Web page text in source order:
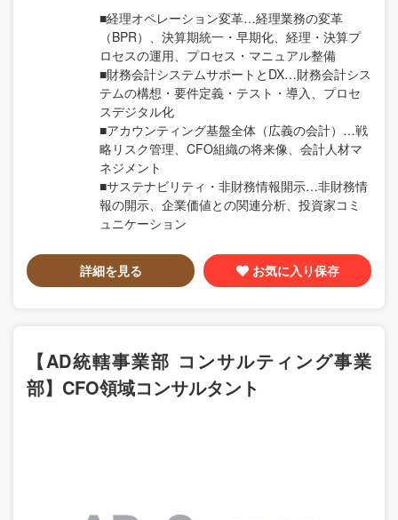
■経理オペレーション変革…経理業務の変革
（BPR）、決算期統一・早期化、経理・決算プ
ロセスの運用、プロセス・マニュアル整備
■財務会計システムサポートとDX…財務会計シス
テムの構想・要件定義・テスト・導入、プロセ
スデジタル化
■アカウンティング基盤全体（広義の会計）…戦
略リスク管理、CFO組織の将来像、会計人材マ
ネジメント
■サステナビリティ・非財務情報開示…非財務情
報の開示、企業価値との関連分析、投資家コミ
ュニケーション
詳細を見る お気に入り保存
【AD統轄事業部 コンサルティング事業
部】CFO領域コンサルタント